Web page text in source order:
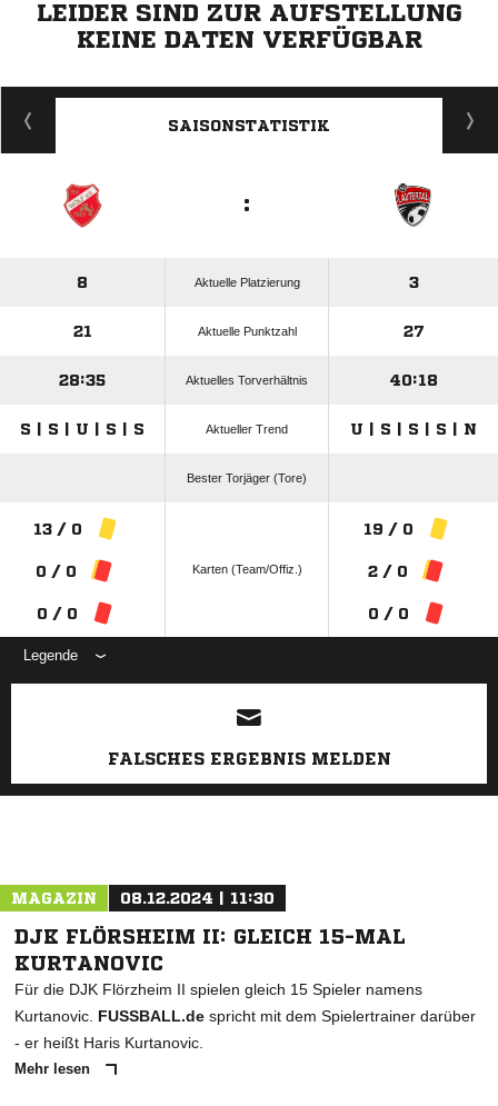
LEIDER SIND ZUR AUFSTELLUNG
KEINE DATEN VERFÜGBAR
ANZEIGE
SAISONSTATISTIK
:
8 Aktuelle Platzierung 3
21 Aktuelle Punktzahl 27
28:35 Aktuelles Torverhältnis 40:18
S | S | U | S | S Aktueller Trend U | S | S | S | N
Bester Torjäger (Tore)
13 / 0
0 / 0
0 / 0
Karten (Team/Offiz.)
19 / 0
2 / 0
0 / 0
Legende
ANZEIGE
FALSCHES ERGEBNIS MELDEN
MAGAZIN 08.12.2024 | 11:30
DJK FLÖRSHEIM II: GLEICH 15-MAL
KURTANOVIC
Für die DJK Flörzheim II spielen gleich 15 Spieler namens
Kurtanovic. FUSSBALL.de spricht mit dem Spielertrainer darüber
- er heißt Haris Kurtanovic.
Mehr lesen